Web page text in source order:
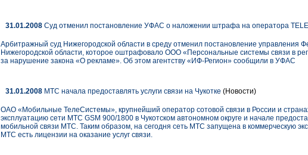
31.01.2008 Суд отменил постановление УФАС о наложении штрафа на оператора
Арбитражный суд Нижегородской области в среду отменил постановление
Нижегородской области, которое оштрафовало ООО «Персональные системы связи в
за нарушение закона «О рекламе». Об этом агентству «ИФ-Регион» сообщили в УФАС
31.01.2008 МТС начала предоставлять услуги связи на Чукотке (Новости)
ОАО «Мобильные ТелеСистемы», крупнейший оператор сотовой связи в России и
эксплуатацию сети МТС GSM 900/1800 в Чукотском автономном округе и начале
мобильной связи МТС. Таким образом, на сегодня сеть МТС запущена в коммерческую
МТС есть лицензии на оказание услуг связи.